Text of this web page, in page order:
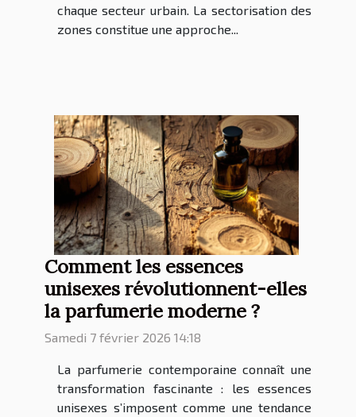
chaque secteur urbain. La sectorisation des
zones constitue une approche...
Comment les essences
unisexes révolutionnent-elles
la parfumerie moderne ?
Samedi 7 février 2026 14:18
La parfumerie contemporaine connaît une
transformation fascinante : les essences
unisexes s’imposent comme une tendance